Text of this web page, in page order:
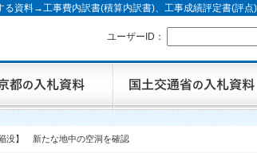
る資料→工事費内訳書(積算内訳書)、工事成績評定書(評
ユーザーID：
陥没】 新たな地中の空洞を確認